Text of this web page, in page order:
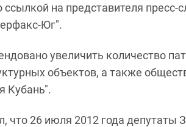
на представителя пресс-
Юг".
увеличить количество
объектов, а также
Кубань".
что 26 июля 2012 года депутаты